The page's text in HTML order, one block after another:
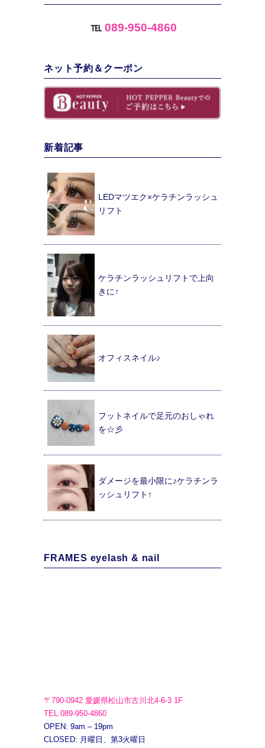
℡ 089-950-4860
ネット予約＆クーポン
新着記事
LEDマツエク×ケラチンラッシュ
リフト
ケラチンラッシュリフトで上向
きに↑
オフィスネイル♪
フットネイルで足元のおしゃれ
を☆彡
ダメージを最小限に♪ケラチンラ
ッシュリフト↑
FRAMES eyelash & nail
〒790-0942 愛媛県松山市古川北4-6-3 1F
TEL.089-950-4860
OPEN: 9am – 19pm
CLOSED: 月曜日、第3火曜日